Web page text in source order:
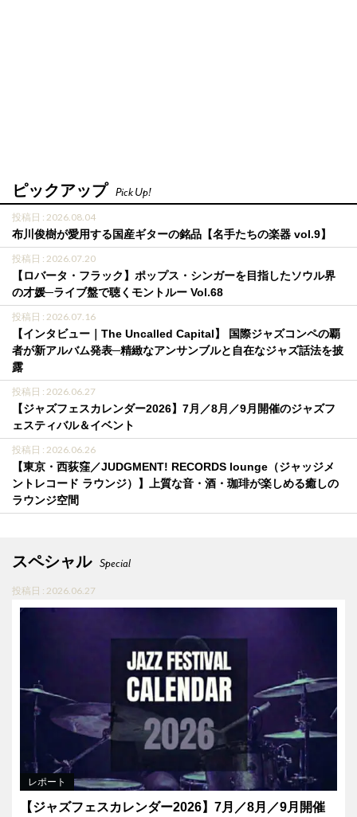
ピックアップ Pick Up!
投稿日 : 2026.08.04
布川俊樹が愛用する国産ギターの銘品【名手たちの楽器 vol.9】
投稿日 : 2026.07.20
【ロバータ・フラック】ポップス・シンガーを目指したソウル界
の才媛─ライブ盤で聴くモントルー Vol.68
投稿日 : 2026.07.16
【インタビュー｜The Uncalled Capital】 国際ジャズコンペの覇
者が新アルバム発表─精緻なアンサンブルと自在なジャズ話法を披
露
投稿日 : 2026.06.27
【ジャズフェスカレンダー2026】7月／8月／9月開催のジャズフ
ェスティバル＆イベント
投稿日 : 2026.06.26
【東京・西荻窪／JUDGMENT! RECORDS lounge（ジャッジメ
ントレコード ラウンジ）】上質な音・酒・珈琲が楽しめる癒しの
ラウンジ空間
スペシャル Special
投稿日 : 2026.06.27
レポート
【ジャズフェスカレンダー2026】7月／8月／9月開催